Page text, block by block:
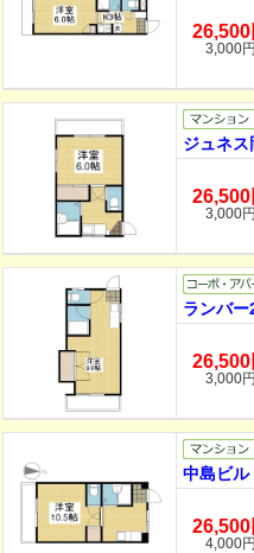
26,500
3,000円
ジュネ
26,500
3,000円
ランバ
26,500
3,000円
中島ビ
26,500
4,000円